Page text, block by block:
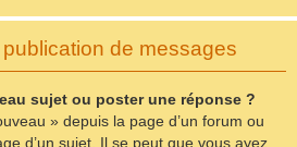
de messages
sujet ou poster une réponse ?
» depuis la page d’un forum ou
d’un sujet. Il se peut que vous ayez